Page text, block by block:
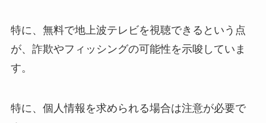
特に、無料で地上波テレビを視聴できるという点
が、詐欺やフィッシングの可能性を示唆していま
す。
特に、個人情報を求められる場合は注意が必要で